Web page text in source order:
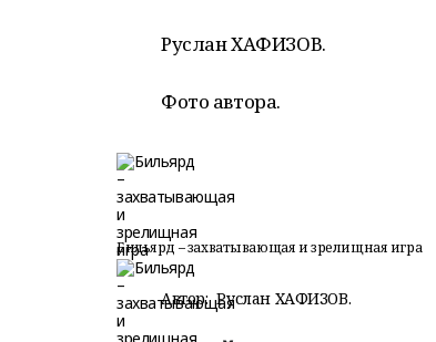
Руслан ХАФИЗОВ.
Фото автора.
Бильярд – захватывающая и зрелищная игра
Автор: Руслан ХАФИЗОВ.